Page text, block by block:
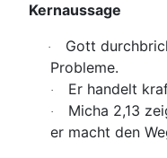
Kernaussage
·
Gott
Probleme.
· Er handelt
·
Micha 2,13
er macht den